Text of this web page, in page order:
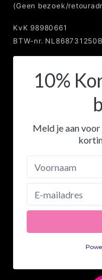
(Geen bezoek/
KvK 98980661
BTW-nr.
10%
Meld je aan